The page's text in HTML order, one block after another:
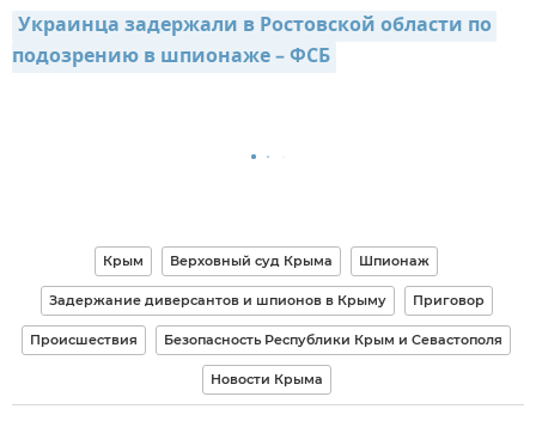
Украинца задержали в Ростовской области по
подозрению в шпионаже – ФСБ
Крым Верховный суд Крыма Шпионаж
Задержание диверсантов и шпионов в Крыму Приговор
Происшествия Безопасность Республики Крым и Севастополя
Новости Крыма